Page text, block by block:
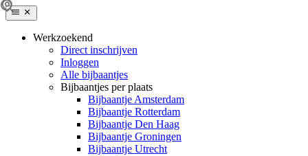
Werkzoekend
Direct inschrijven
Inloggen
Alle bijbaantjes
Bijbaantjes per plaats
Bijbaantje Amsterdam
Bijbaantje Rotterdam
Bijbaantje Den Haag
Bijbaantje Groningen
Bijbaantje Utrecht